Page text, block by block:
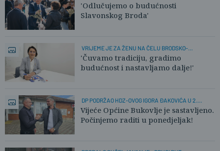
'Odlučujemo o budućnosti
Slavonskog Broda'
VRIJEME JE ZA ŽENU NA ČELU BRODSKO-
POSAVSKE OPĆINE
'Čuvamo tradiciju, gradimo
budućnost i nastavljamo dalje!'
DP PODRŽAO HDZ-OVOG IGORA ĐAKOVIĆA U 2.
KRUGU:
Vijeće Općine Bukovlje je sastavljeno.
Počinjemo raditi u ponedjeljak!